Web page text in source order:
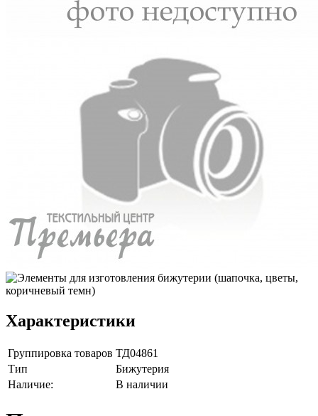
Характеристики
Группировка товаров ТД04861
Тип
Бижутерия
Наличие:
В наличии